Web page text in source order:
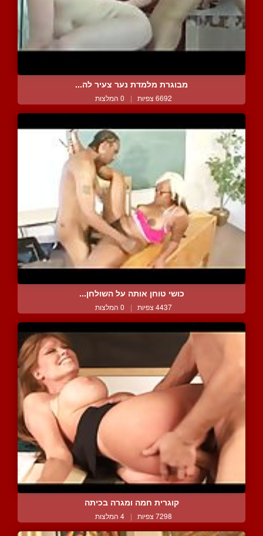
מבוגרת מלמדת נער צעיר לה...
6692 צפיות | 0 המלצות
כושי טוחן אותה על השולחן...
4437 צפיות | 0 המלצות
קוגרית חמה ומגרה בכיתה
7298 צפיות | 4 המלצות